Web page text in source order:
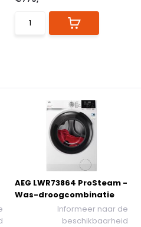
AEG LWR73864 ProSteam -
Was-droogcombinatie
Informeer naar de
beschikbaarheid